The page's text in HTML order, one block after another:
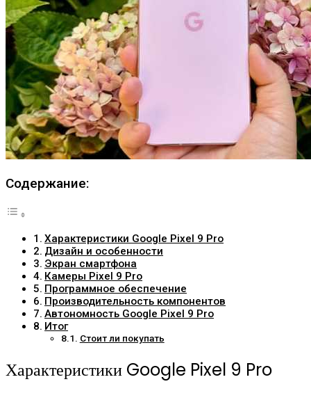
Содержание:
Характеристики Google Pixel 9 Pro
Дизайн и особенности
Экран смартфона
Камеры Pixel 9 Pro
Программное обеспечение
Производительность компонентов
Автономность Google Pixel 9 Pro
Итог
Стоит ли покупать
Характеристики Google Pixel 9 Pro